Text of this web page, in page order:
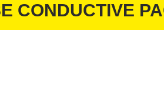
CONDUCTIVE